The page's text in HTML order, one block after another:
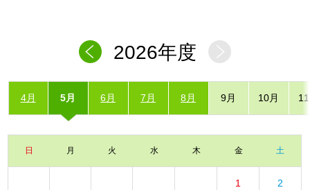
2026年度
4月 5月 6月 7月 8月 9月 10月
日 月 火 水 木 金 土
1 2